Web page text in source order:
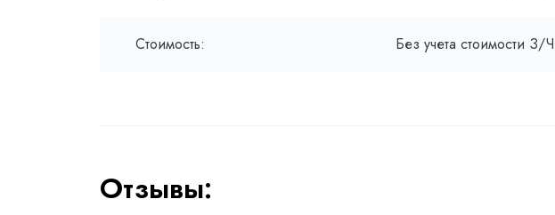
Стоимость: Без учета стоимости З/Ч
Отзывы: